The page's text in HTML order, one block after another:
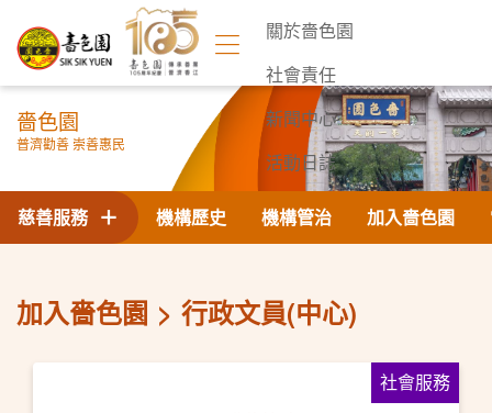
關於嗇色園
社會責任
新聞中心
活動日誌
聯絡我們
嗇色園
普濟勸善 崇善惠民
機構歷史 機構管治 加入嗇色園
慈善服務
加入嗇色園 行政文員(中心)
社會服務